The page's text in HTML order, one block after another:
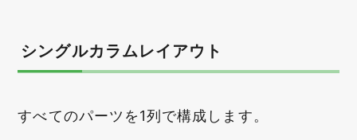
シングルカラムレイアウト
すべてのパーツを1列で構成します。